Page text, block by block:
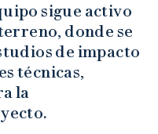
sigue activo
donde se
de impacto
técnicas,
la